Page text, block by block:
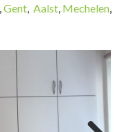
Gent Aalst Mechelen